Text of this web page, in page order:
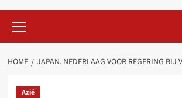
Menu
HOME JAPAN. NEDERLAAG VOOR REGERING BIJ
Azië